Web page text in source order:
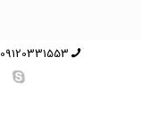
09120331553 دفتر تهران